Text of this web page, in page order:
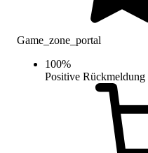
Game_zone_portal
100%
Positive Rückmeldung